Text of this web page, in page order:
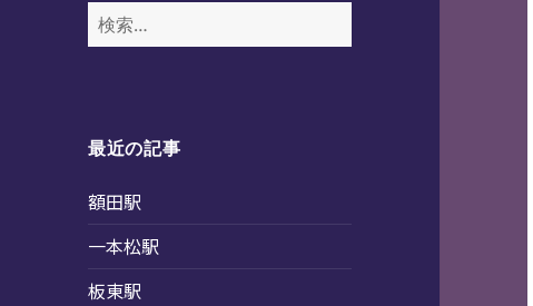
検
索:
最近の記事
額田駅
一本松駅
板東駅